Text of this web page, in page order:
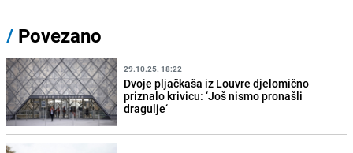
/ Povezano
29.10.25. 18:22
Dvoje pljačkaša iz Louvre djelomično
priznalo krivicu: ‘Još nismo pronašli
dragulje‘